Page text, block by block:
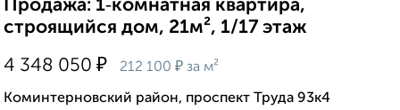
Продажа: 1‑комнатная квартира,
строящийся дом, 21м², 1/17 этаж
4 348 050 ₽ 212 100 ₽ за м²
Коминтерновский район, проспект Труда 93к4